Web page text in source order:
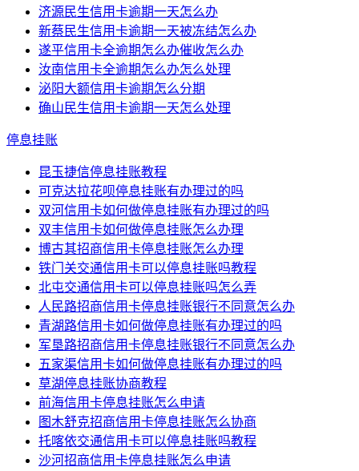
济源民生信用卡逾期一天怎么办
新蔡民生信用卡逾期一天被冻结怎么办
遂平信用卡全逾期怎么办催收怎么办
汝南信用卡全逾期怎么办怎么处理
泌阳大额信用卡逾期怎么分期
确山民生信用卡逾期一天怎么处理
停息挂账
昆玉捷信停息挂账教程
可克达拉花呗停息挂账有办理过的吗
双河信用卡如何做停息挂账有办理过的吗
双丰信用卡如何做停息挂账怎么办理
博古其招商信用卡停息挂账怎么办理
铁门关交通信用卡可以停息挂账吗教程
北屯交通信用卡可以停息挂账吗怎么弄
人民路招商信用卡停息挂账银行不同意怎么办
青湖路信用卡如何做停息挂账有办理过的吗
军垦路招商信用卡停息挂账银行不同意怎么办
五家渠信用卡如何做停息挂账有办理过的吗
草湖停息挂账协商教程
前海信用卡停息挂账怎么申请
图木舒克招商信用卡停息挂账怎么协商
托喀依交通信用卡可以停息挂账吗教程
沙河招商信用卡停息挂账怎么申请